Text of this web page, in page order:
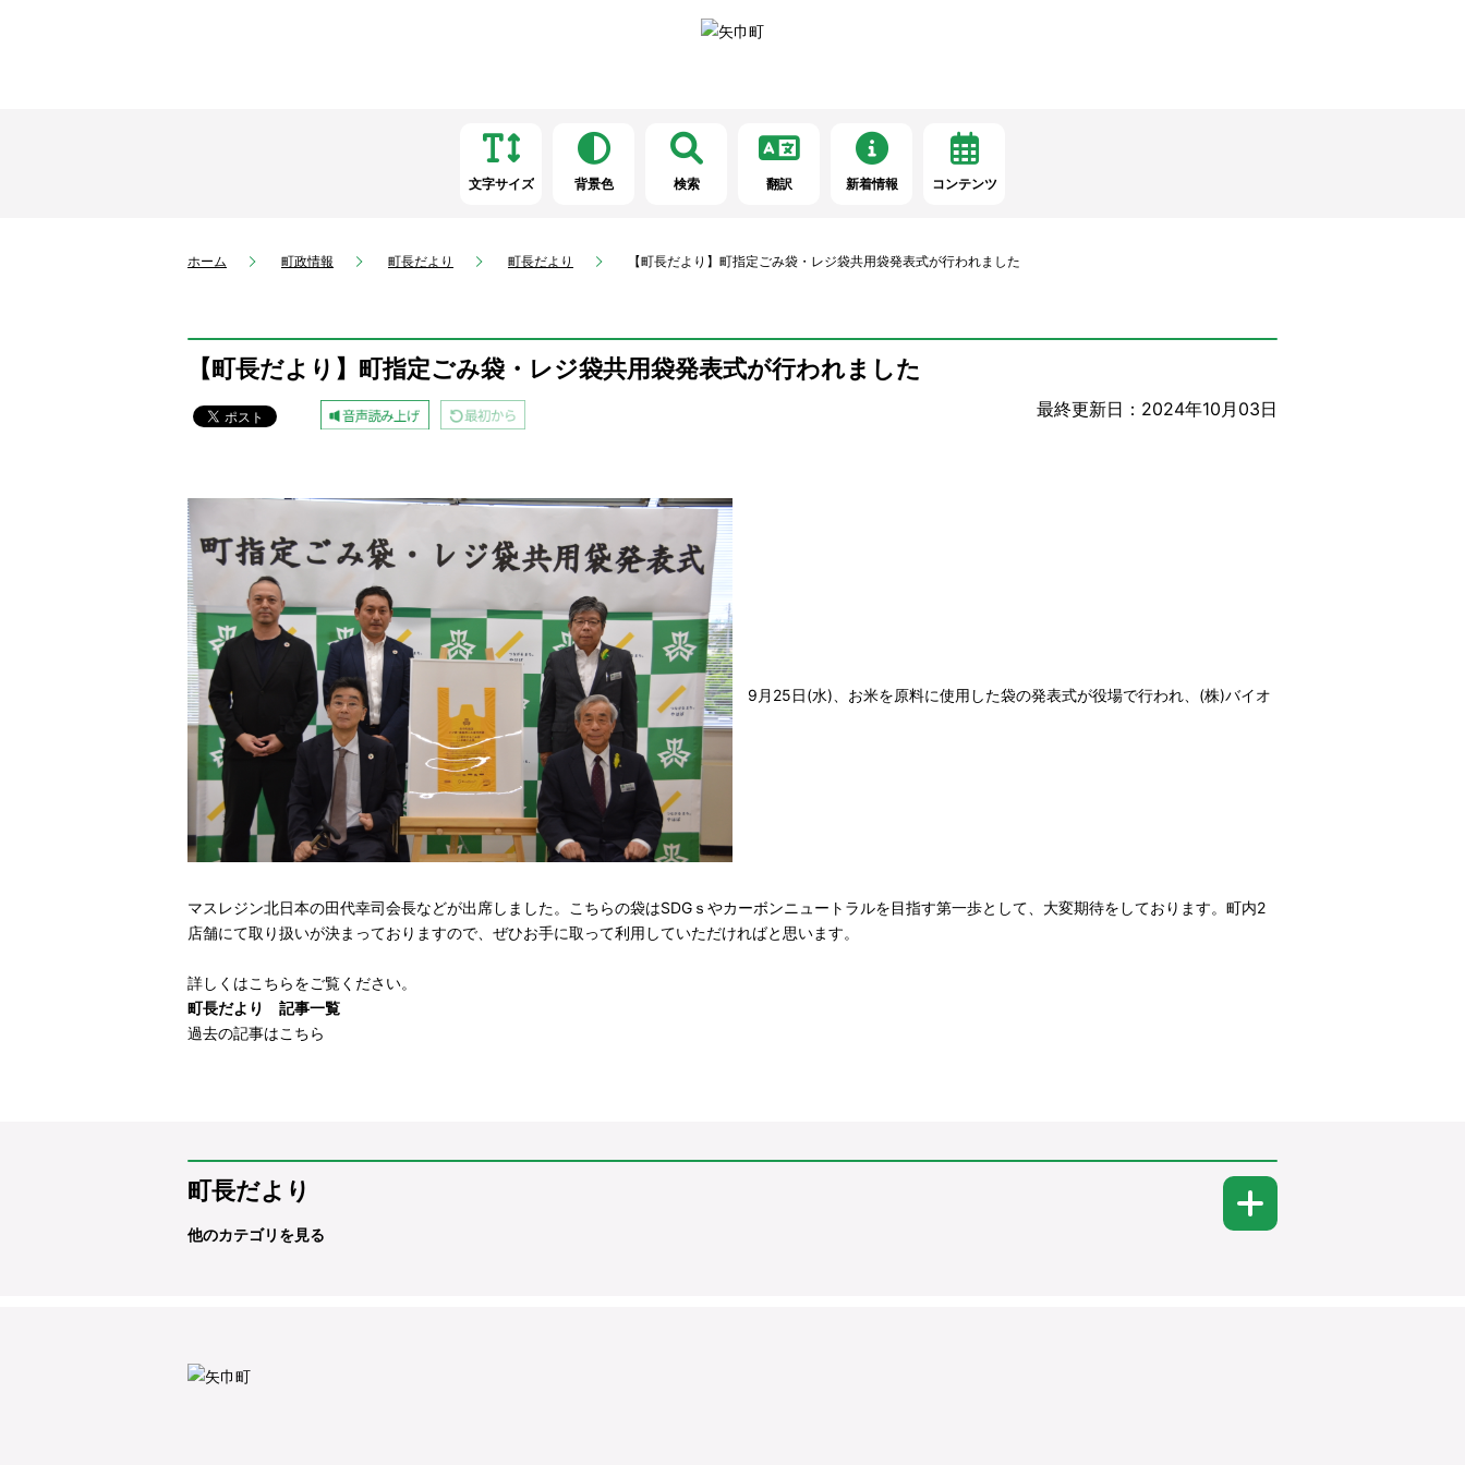
文字サイズ 背景色 検索 翻訳 新着情報 コンテンツ
ホーム 町政情報 町長だより 町長だより 【町長だより】町指定ごみ袋・レジ袋共用袋発表式が行われました
【町長だより】町指定ごみ袋・レジ袋共用袋発表式が行われました
最終更新日：2024年10月03日
9月25日(水)、お米を原料に使用した袋の発表式が役場で行われ、(株)バイオ
マスレジン北日本の田代幸司会長などが出席しました。こちらの袋はSDGｓやカーボンニュートラルを目指す第一歩として、大変期待をしております。町内2
店舗にて取り扱いが決まっておりますので、ぜひお手に取って利用していただければと思います。
詳しくはこちらをご覧ください。
町長だより 記事一覧
過去の記事はこちら
町長だより
他のカテゴリを見る